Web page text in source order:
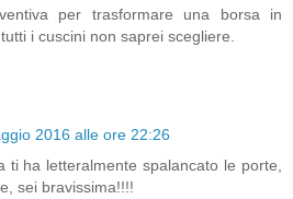
per trasformare una borsa in
i cuscini non saprei scegliere.
2016 alle ore 22:26
ti ha letteralmente spalancato le porte,
sei bravissima!!!!